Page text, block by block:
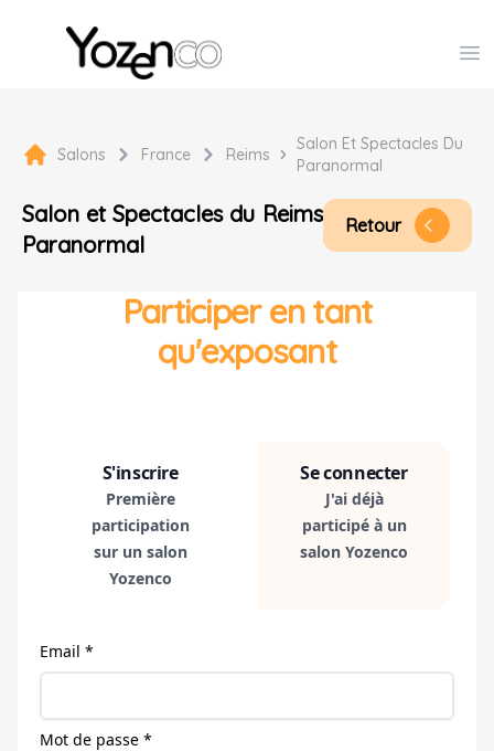
Yozenco - Organisateur de Salons, Evénements et
Salons France Reims
Salon Et Spectacles Du
Paranormal
Salon et Spectacles du
Paranormal
Reims Retour arrow_back_ios
Participer en tant
qu'exposant
Première
participation
sur un salon
Yozenco
S'inscrire
J'ai déjà
participé à un
salon Yozenco
Se connecter
Email *
Mot de passe *